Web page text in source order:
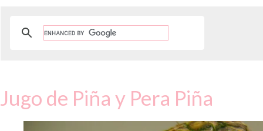
Jugo de Piña y Pera Piña